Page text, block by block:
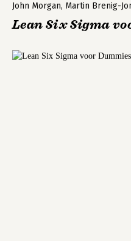
John Morgan, Martin Brenig-
Lean Six Sigma